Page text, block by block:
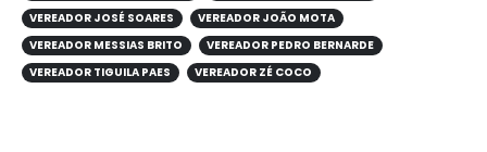
VEREADOR JOSÉ SOARES
VEREADOR JOÃO MOTA
VEREADOR MESSIAS BRITO
VEREADOR PEDRO BERNARDE
VEREADOR TIGUILA PAES
VEREADOR ZÉ COCO